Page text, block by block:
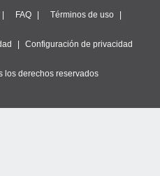
FAQ Términos de uso
Configuración de privacidad
los derechos reservados